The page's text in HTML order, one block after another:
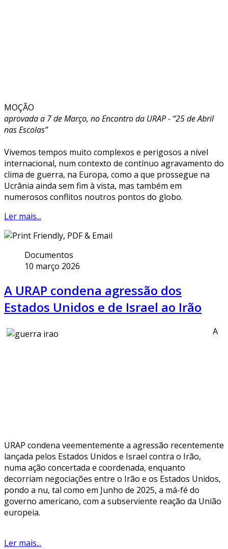
MOÇÃO
aprovada a 7 de Março, no Encontro da URAP - “25 de Abril
nas Escolas”
Vivemos tempos muito complexos e perigosos a nível
internacional, num contexto de contínuo agravamento do
clima de guerra, na Europa, como a que prossegue na
Ucrânia ainda sem fim à vista, mas também em
numerosos conflitos noutros pontos do globo.
Ler mais...
Documentos
10 março 2026
A URAP condena agressão dos
Estados Unidos e de Israel ao Irão
A
URAP condena veementemente a agressão recentemente
lançada pelos Estados Unidos e Israel contra o Irão,
numa ação concertada e coordenada, enquanto
decorriam negociações entre o Irão e os Estados Unidos,
pondo a nu, tal como em Junho de 2025, a má-fé do
governo americano, com a subserviente reação da União
europeia.
Ler mais...